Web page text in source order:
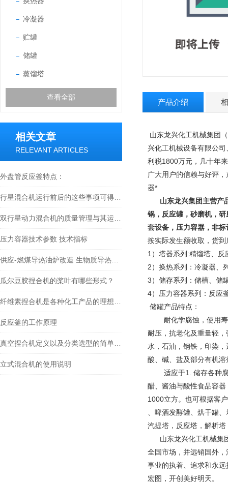
冷凝器
贮罐
储罐
蒸馏塔
查看全部
相关文章
RELEVANT ARTICLES
外盘管反应釜特点：
压力容器技术参数 技术指标
瓜尔豆胶捏合机的桨叶有哪些形式？
反应釜的工作原理
立式混合机的使用说明
产品介绍
山东龙兴化工机械集团
兴化工机械设备有限公
利税1800万元，几十年
广大用户的信赖与好评
器*
山东龙兴集团主营产
锅，反应罐，砂磨机，
套设备，压力容器，非标
按实际发生额收取，货
1）塔器系列:精馏塔、
2）换热系列：冷凝器、
3）储存系列：储槽、储
4）压力容器系列：反应
储罐产品特点：
耐化学腐蚀，使用寿
耐压，抗老化及重量轻
水，石油，钢铁，印染
酸、碱、盐及部分有机
适应于1. 储存各种腐
醋、酱油与酸性食品容
1000立方。也可根据客
、啤酒发酵罐、烘干罐
汽提塔，反应塔，解析
山东龙兴化工机械集
全国市场，并远销国外
事业的执着、追求和永
宏图，开创美好明天。